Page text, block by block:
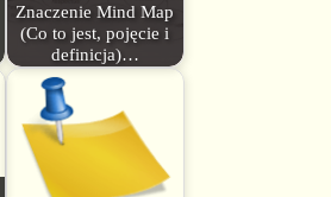
Znaczenie Mind Map
(Co to jest, pojęcie i
definicja)…